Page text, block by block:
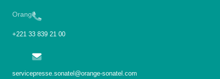
Orange
+221 33 839 21 00
servicepresse.sonatel@orange-sonatel.com